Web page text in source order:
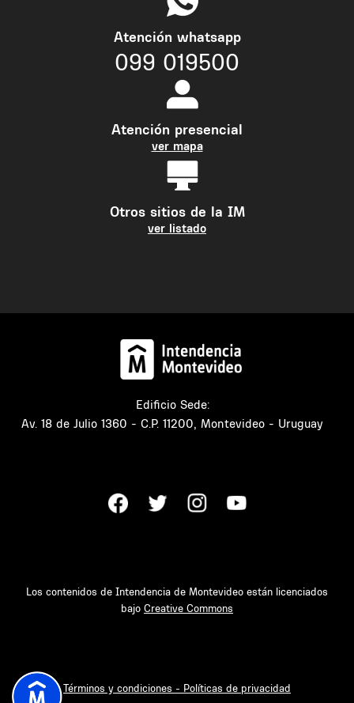
Atención whatsapp
099 019500
Atención presencial
ver mapa
Otros sitios de la IM
ver listado
Edificio Sede:
Av. 18 de Julio 1360 - C.P. 11200, Montevideo - Uruguay
Los contenidos de Intendencia de Montevideo están licenciados
bajo Creative Commons
Términos y condiciones - Políticas de privacidad